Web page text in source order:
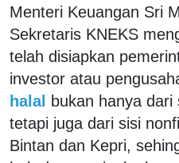
Menteri Keuangan Sri
Sekretaris KNEKS
telah disiapkan
investor atau
halal
bukan hanya dari
tetapi juga dari sisi
Bintan dan Kepri,